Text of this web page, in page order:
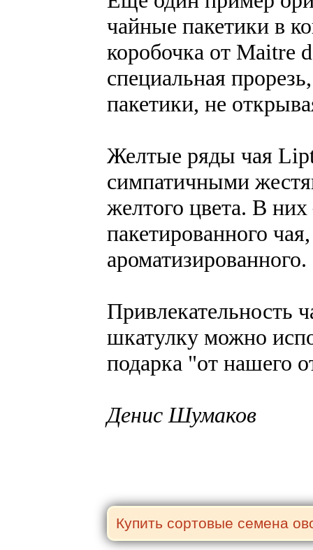
чайные пакетики в
коробочка от Maitre
специальная
пакетики, не
Желтые ряды чая
симпатичными
желтого цвета. В
пакетированного
ароматизированного.
Привлекательность
шкатулку можно
подарка "от нашего
Денис Шумаков